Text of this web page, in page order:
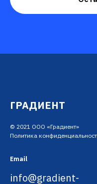
ГРАДИЕНТ
© 2021 ООО «Градиент»
Политика
Email
info@gradient-